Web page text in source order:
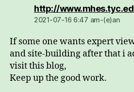
http://
2021-07-16 6:47 am-(e)an
If some one wants expert
and site-building after that i
visit this blog,
Keep up the good work.